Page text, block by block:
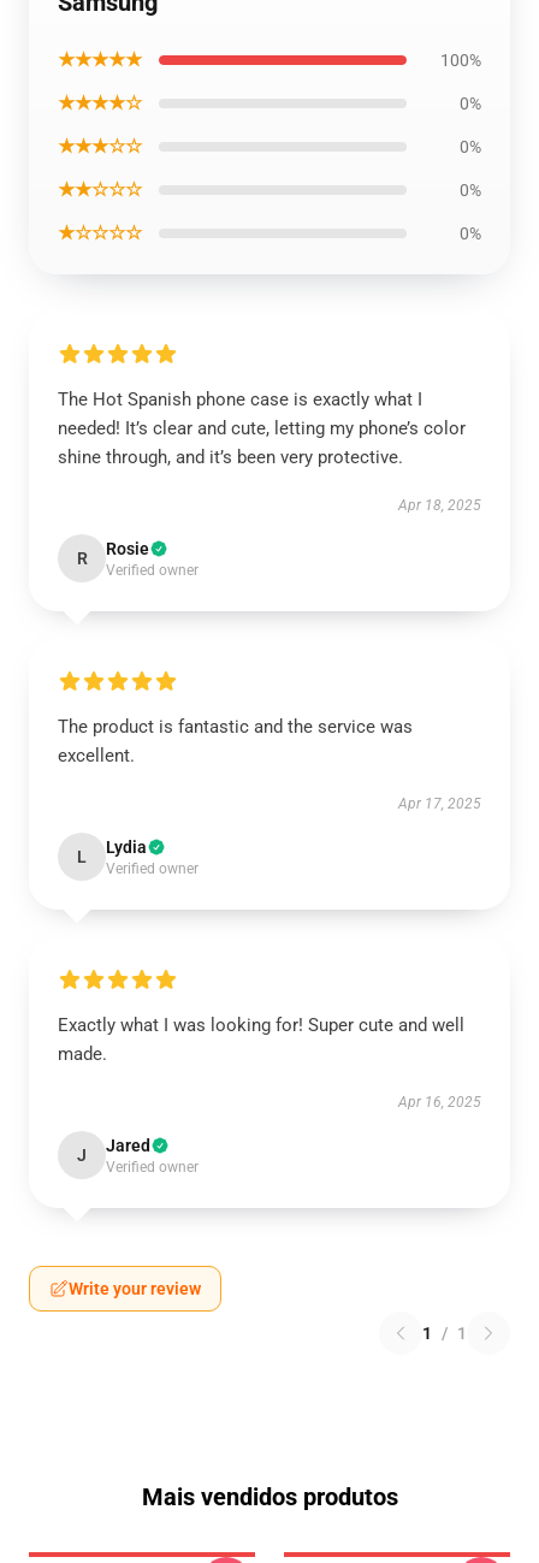
★★★★★ 100%
★★★★☆ 0%
★★★☆☆ 0%
★★☆☆☆ 0%
★☆☆☆☆ 0%
The Hot Spanish phone case is exactly what I
needed! It’s clear and cute, letting my phone’s color
shine through, and it’s been very protective.
Apr 18, 2025
R Rosie
Verified owner
The product is fantastic and the service was
excellent.
Apr 17, 2025
L Lydia
Verified owner
Exactly what I was looking for! Super cute and well
made.
Apr 16, 2025
J Jared
Verified owner
Write your review
1 / 1
Mais vendidos produtos